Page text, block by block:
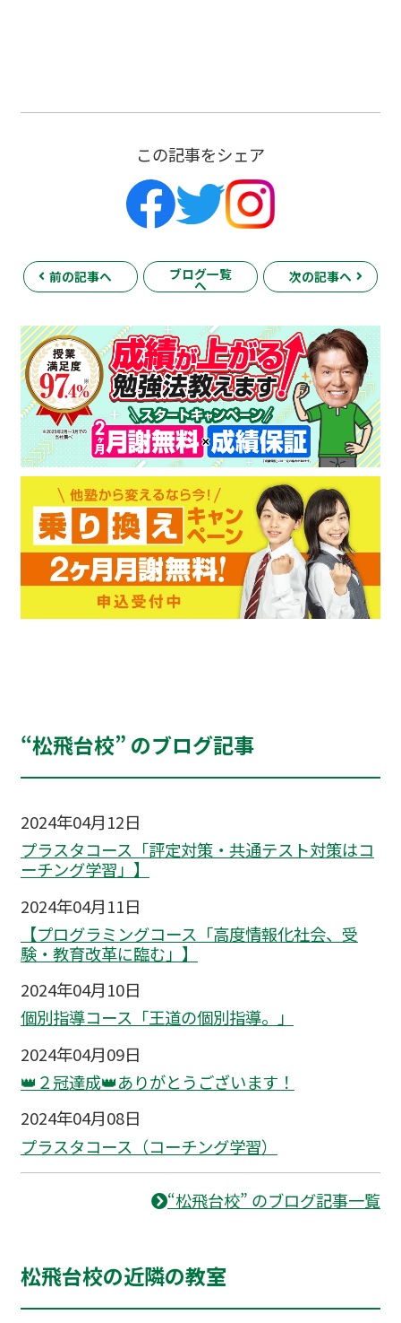
この記事をシェア
前の記事へ ブログ一覧
へ
次の記事へ
“松飛台校” のブログ記事
2024年04月12日
プラスタコース「評定対策・共通テスト対策はコ
ーチング学習」】
2024年04月11日
【プログラミングコース「高度情報化社会、受
験・教育改革に臨む」】
2024年04月10日
個別指導コース「王道の個別指導。」
2024年04月09日
👑２冠達成👑ありがとうございます！
2024年04月08日
プラスタコース（コーチング学習）
“松飛台校” のブログ記事一覧
松飛台校の近隣の教室